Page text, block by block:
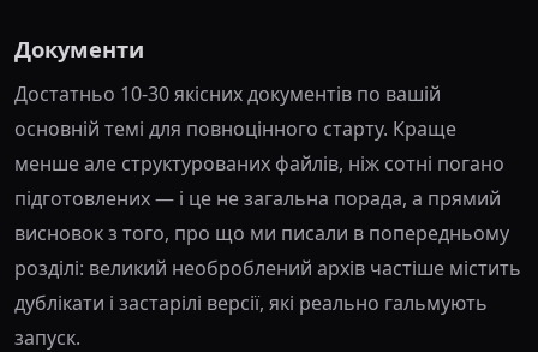
Документи
Достатньо 10-30 якісних документів по вашій
основній темі для повноцінного старту. Краще
менше але структурованих файлів, ніж сотні погано
підготовлених — і це не загальна порада, а прямий
висновок з того, про що ми писали в попередньому
розділі: великий необроблений архів частіше містить
дублікати і застарілі версії, які реально гальмують
запуск.